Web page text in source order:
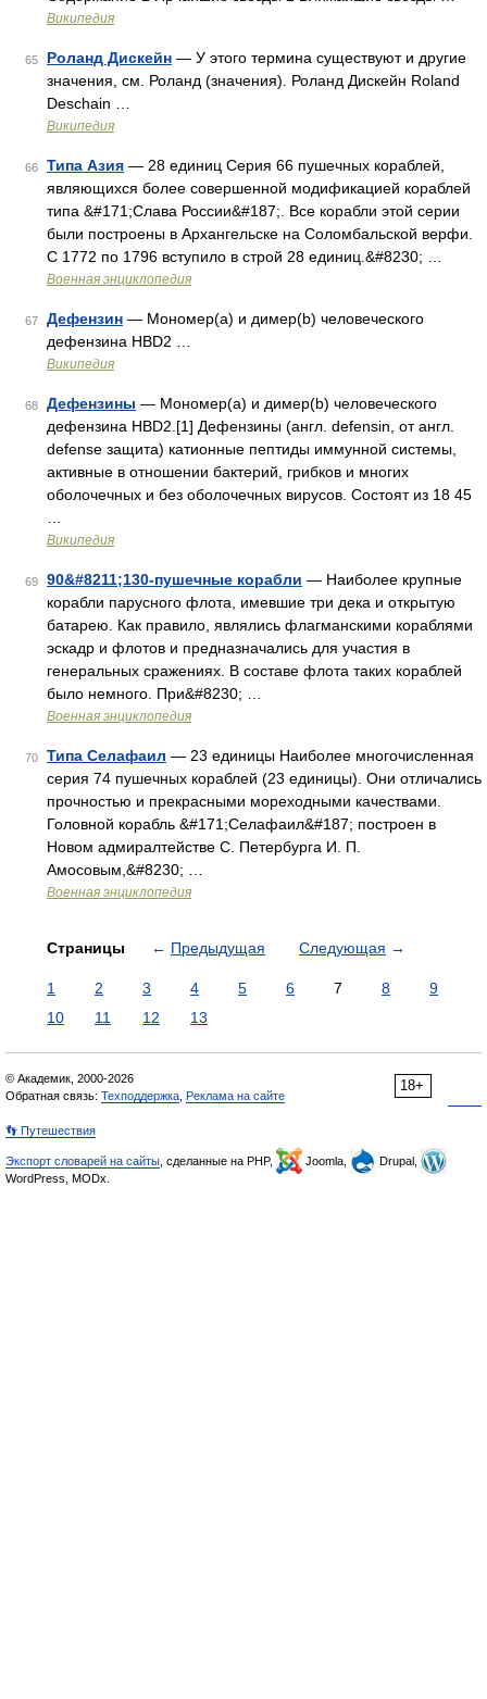
Википедия
65 Роланд Дискейн — У этого термина существуют и другие
значения, см. Роланд (значения). Роланд Дискейн Roland
Deschain …
Википедия
66 Типа Азия — 28 единиц Серия 66 пушечных кораблей,
являющихся более совершенной модификацией кораблей
типа &#171;Слава России&#187;. Все корабли этой серии
были построены в Архангельске на Соломбальской верфи.
С 1772 по 1796 вступило в строй 28 единиц.&#8230; …
Военная энциклопедия
67 Дефензин — Мономер(a) и димер(b) человеческого
дефензина HBD2 …
Википедия
68 Дефензины — Мономер(a) и димер(b) человеческого
дефензина HBD2.[1] Дефензины (англ. defensin, от англ.
defense защита) катионные пептиды иммунной системы,
активные в отношении бактерий, грибков и многих
оболочечных и без оболочечных вирусов. Состоят из 18 45
Википедия
69 90&#8211;130-пушечные корабли — Наиболее крупные
корабли парусного флота, имевшие три дека и открытую
батарею. Как правило, являлись флагманскими кораблями
эскадр и флотов и предназначались для участия в
генеральных сражениях. В составе флота таких кораблей
было немного. При&#8230; …
Военная энциклопедия
70 Типа Селафаил — 23 единицы Наиболее многочисленная
серия 74 пушечных кораблей (23 единицы). Они отличались
прочностью и прекрасными мореходными качествами.
Головной корабль &#171;Селафаил&#187; построен в
Новом адмиралтействе С. Петербурга И. П.
Амосовым,&#8230; …
Военная энциклопедия
Страницы ← Предыдущая Следующая →
1 2 3 4 5 6 7 8
9
10
11 12 13
18+
© Академик, 2000-2026
Обратная связь: Техподдержка Реклама на сайте
👣 Путешествия
Экспорт словарей на сайты , сделанные на PHP, Joomla,
Drupal,
WordPress, MODx.